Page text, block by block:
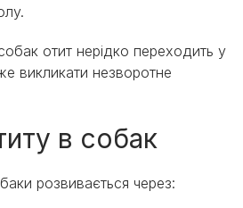
отит нерідко переходить у
викликати незворотне
в собак
розвивається через: